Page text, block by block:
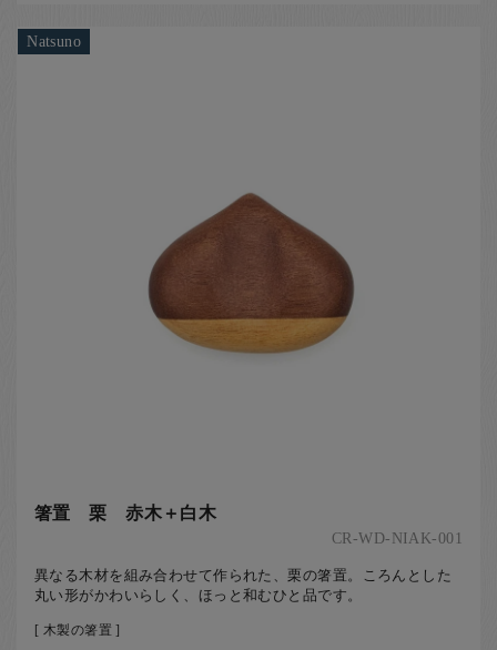
Natsuno
箸置 栗 赤木＋白木
CR-WD-NIAK-001
異なる木材を組み合わせて作られた、栗の箸置。ころんとした
丸い形がかわいらしく、ほっと和むひと品です。
[ 木製の箸置 ]